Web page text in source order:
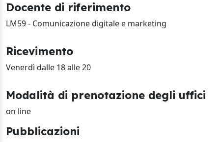
Docente di riferimento
LM59 - Comunicazione digitale e marketing
Ricevimento
Venerdì dalle 18 alle 20
Modalità di prenotazione degli uffici
on line
Pubblicazioni